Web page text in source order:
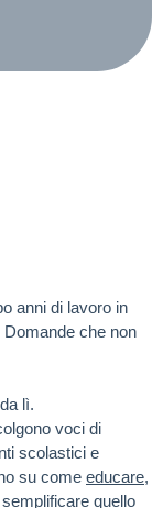
anni di lavoro in
che non
lì.
voci di
scolastici e
su come educare,
quello